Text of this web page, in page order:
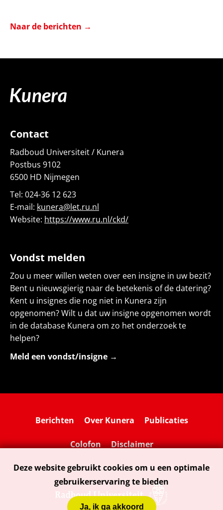
Naar de berichten →
Contact
Radboud Universiteit/ Kunera
Postbus 9102
6500 HD Nijmegen
Tel: 024-36 12 623
E-mail: kunera@let.ru.nl
Website: https://www.ru.nl/ckd/
Vondst melden
Zou u meer willen weten over een insigne in uw bezit?
Bent u nieuwsgierig naar de betekenis of de datering?
Kent u insignes die nog niet in Kunera zijn
opgenomen? Wilt u dat uw insigne opgenomen wordt
in de database Kunera om zo het onderzoek te
helpen?
Meld een vondst/insigne →
Berichten Over Kunera Publicaties
Colofon Disclaimer
Deze website gebruikt cookies om u een optimale
gebruikerservaring te bieden
Ja, ik ga akkoord